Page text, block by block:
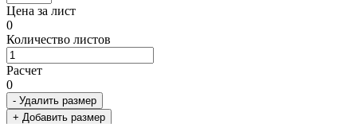
Цена за лист
0
Количество листов
Расчет
0
- Удалить размер
+ Добавить размер